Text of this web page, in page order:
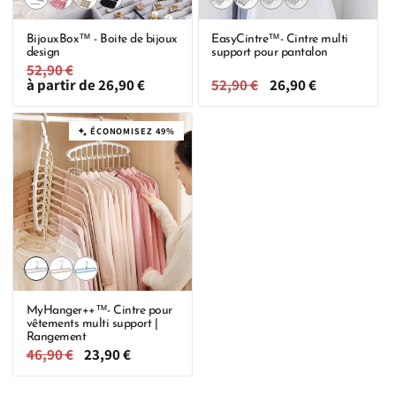
i épuisée
indisponible
épuisée
indisponible
épuisée
indisponible
épuisée
indisponible
BijouxBox™ - Boite de bijoux
design
Prix
habituel
52,90 €
promotionnel
à partir de 26,90 €
épuisée
indisponible
épuisée
indisponible
épuisée
indisponible
épuisée
indisponible
EasyCintre™- Cintre multi
support pour pantalon
Prix
52,90 € Prix
26,90 €
ÉCONOMISEZ 49%
Variante
épuisée
indisponible
Variante
épuisée
indisponible
Variante
épuisée
indisponible
MyHanger++™- Cintre pour
vêtements multi support |
Rangement
Prix
46,90 € Prix
23,90 €